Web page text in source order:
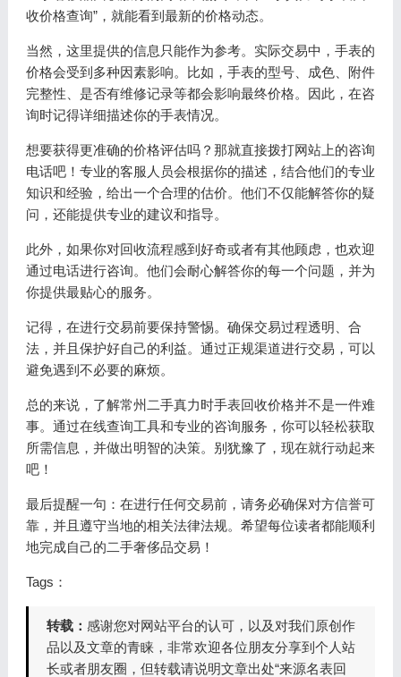
收价格查询”，就能看到最新的价格动态。
当然，这里提供的信息只能作为参考。实际交易中，手表的
价格会受到多种因素影响。比如，手表的型号、成色、附件
完整性、是否有维修记录等都会影响最终价格。因此，在咨
询时记得详细描述你的手表情况。
想要获得更准确的价格评估吗？那就直接拨打网站上的咨询
电话吧！专业的客服人员会根据你的描述，结合他们的专业
知识和经验，给出一个合理的估价。他们不仅能解答你的疑
问，还能提供专业的建议和指导。
此外，如果你对回收流程感到好奇或者有其他顾虑，也欢迎
通过电话进行咨询。他们会耐心解答你的每一个问题，并为
你提供最贴心的服务。
记得，在进行交易前要保持警惕。确保交易过程透明、合
法，并且保护好自己的利益。通过正规渠道进行交易，可以
避免遇到不必要的麻烦。
总的来说，了解常州二手真力时手表回收价格并不是一件难
事。通过在线查询工具和专业的咨询服务，你可以轻松获取
所需信息，并做出明智的决策。别犹豫了，现在就行动起来
吧！
最后提醒一句：在进行任何交易前，请务必确保对方信誉可
靠，并且遵守当地的相关法律法规。希望每位读者都能顺利
地完成自己的二手奢侈品交易！
Tags：
转载： 感谢您对网站平台的认可，以及对我们原创作
品以及文章的青睐，非常欢迎各位朋友分享到个人站
长或者朋友圈，但转载请说明文章出处“来源名表回